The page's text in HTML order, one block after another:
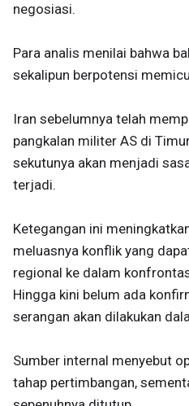
negosiasi.
Para analis menilai bahwa
sekalipun berpotensi
Iran sebelumnya telah
pangkalan militer AS di
sekutunya akan menjadi
terjadi.
Ketegangan ini
meluasnya konflik yang
regional ke dalam
Hingga kini belum ada
serangan akan dilakukan
Sumber internal menyebut
tahap pertimbangan,